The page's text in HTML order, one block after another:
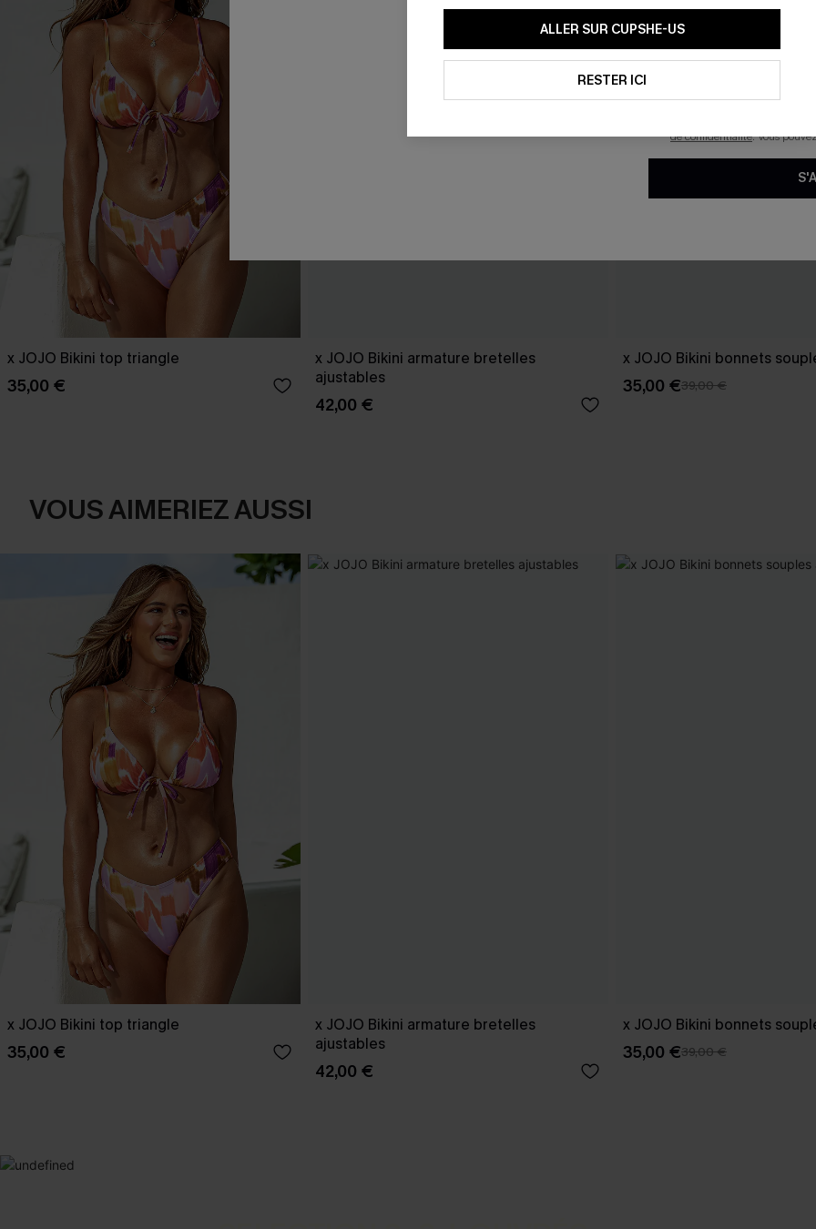
x JOJO Bikini top triangle
35,00 €
x JOJO Bikini armature bretelles
ajustables
42,00 €
x JOJO Bikini bonnets
35,00 €39,00 €
VOUS AIMERIEZ AUSSI
x JOJO Bikini top triangle
35,00 €
x JOJO Bikini armature bretelles
ajustables
42,00 €
x JOJO Bikini bonnets
35,00 €39,00 €
ALLER SUR CUPSHE-US
RESTER ICI
mails marketing (y compris
reconnaissez avoir pris
pouvons utiliser les données
de confidentialité. Vous